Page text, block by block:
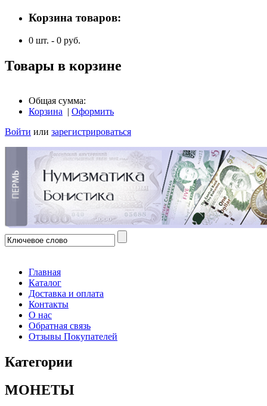
Корзина товаров:
0 шт. - 0 руб.
Товары в корзине
Общая сумма:
Корзина | Оформить
Войти или зарегистрироваться
Главная
Каталог
Доставка и оплата
Контакты
О нас
Обратная связь
Отзывы Покупателей
Категории
МОНЕТЫ